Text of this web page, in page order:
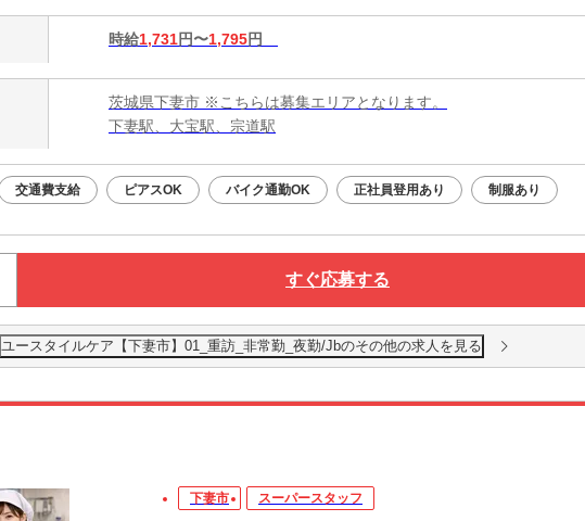
時給1,731円〜1,795円
茨城県下妻市 ※こちらは募集エリアとなります。
下妻駅、大宝駅、宗道駅
交通費支給 ピアスOK バイク通勤OK 正社員登用あり 制服あり
すぐ応募する
ユースタイルケア【下妻市】01_重訪_非常勤_夜勤/Jbのその他の求人を見る
下妻市 スーパースタッフ